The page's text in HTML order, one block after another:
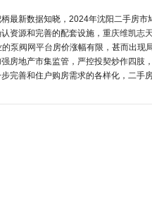
新数据知晓，2024年沈阳二手房
资源和完善的配套设施， 重庆维凯志
泵阀网平台房价涨幅有限，甚而出现
房地产市集监管，严控投契炒作四
完善和住户购房需求的各样化，二